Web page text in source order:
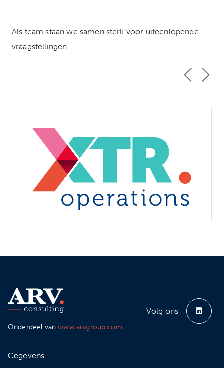
Als team staan we samen sterk voor uiteenlopende
vraagstellingen.
XTR OPERATIONS
Onderdeel vanwww.arvgroup.com
Volg ons
Gegevens